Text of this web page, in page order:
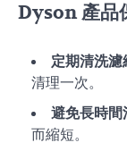
Dyson 產品
定期清洗濾
清理一次。
避免長時間
而縮短。